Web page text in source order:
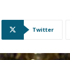
Twitter